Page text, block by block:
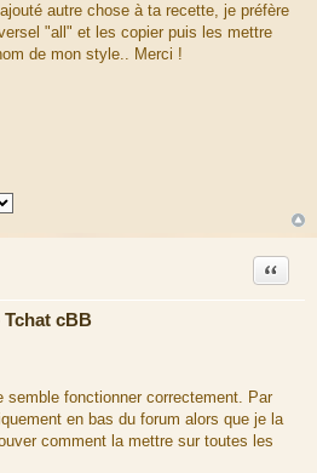
autre chose à ta recette, je préfère
"all" et les copier puis les mettre
de mon style.. Merci !
Tchat cBB
Citation
fonctionner correctement. Par
en bas du forum alors que je la
comment la mettre sur toutes les